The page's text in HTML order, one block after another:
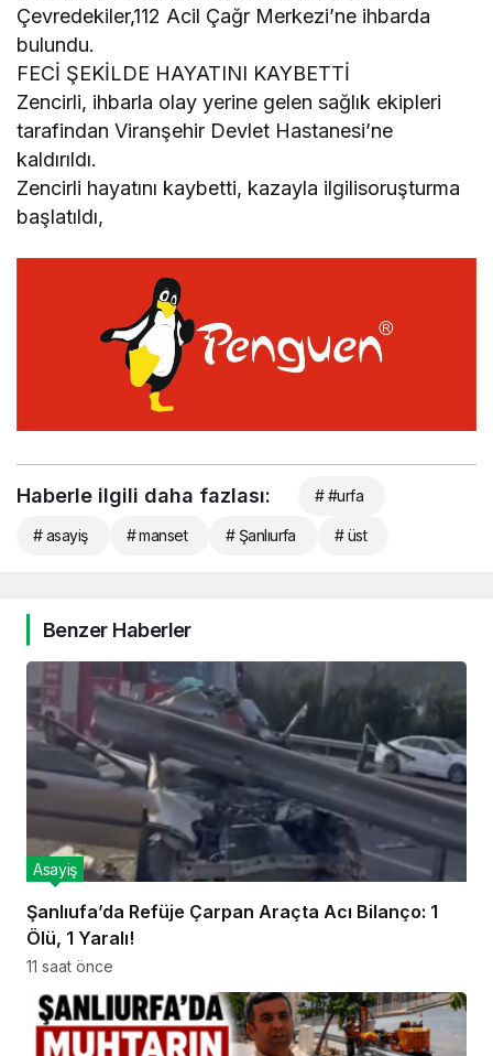
Çevredekiler,112 Acil Çağr Merkezi’ne ihbarda
bulundu.
FECİ ŞEKİLDE HAYATINI KAYBETTİ
Zencirli, ihbarla olay yerine gelen sağlık ekipleri
tarafindan Viranşehir Devlet Hastanesi’ne
kaldırıldı.
Zencirli hayatını kaybetti, kazayla ilgilisoruşturma
başlatıldı,
Haberle ilgili daha fazlası: # #urfa
# asayiş # manset # Şanlıurfa # üst
Benzer Haberler
Şanlıufa’da Refüje Çarpan Araçta Acı Bilanço: 1
Ölü, 1 Yaralı!
Asayiş
11 saat önce